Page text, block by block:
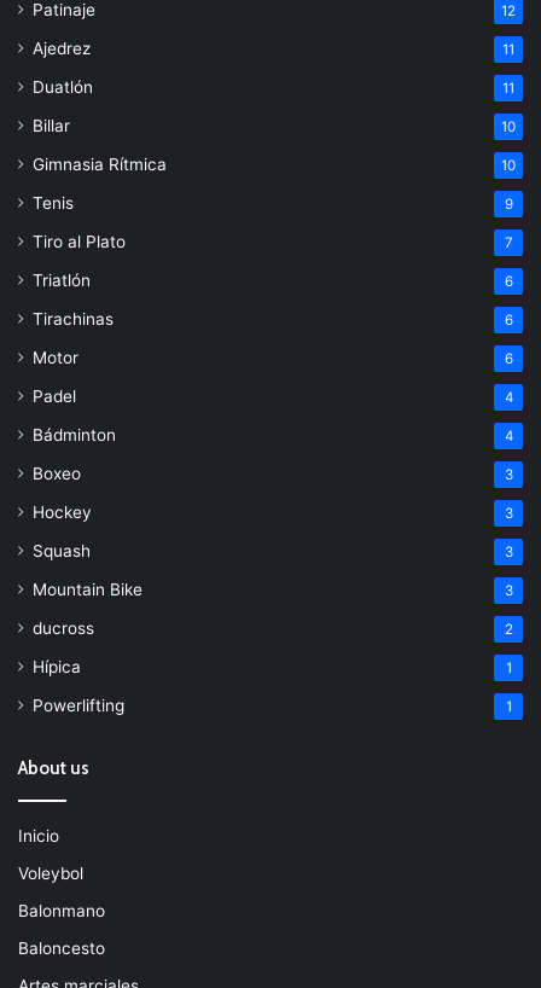
Patinaje 12
Ajedrez 11
Duatlón 11
Billar 10
Gimnasia Rítmica 10
Tenis 9
Tiro al Plato 7
Triatlón 6
Tirachinas 6
Motor 6
Padel 4
Bádminton 4
Boxeo 3
Hockey 3
Squash 3
Mountain Bike 3
ducross 2
Hípica 1
Powerlifting 1
About us
Inicio
Voleybol
Balonmano
Baloncesto